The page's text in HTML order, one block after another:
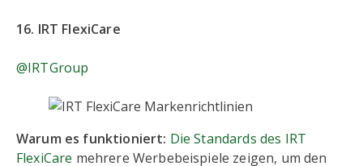
16. IRT FlexiCare
@IRTGroup
Warum es funktioniert: Die Standards des IRT
FlexiCare mehrere Werbebeispiele zeigen, um den